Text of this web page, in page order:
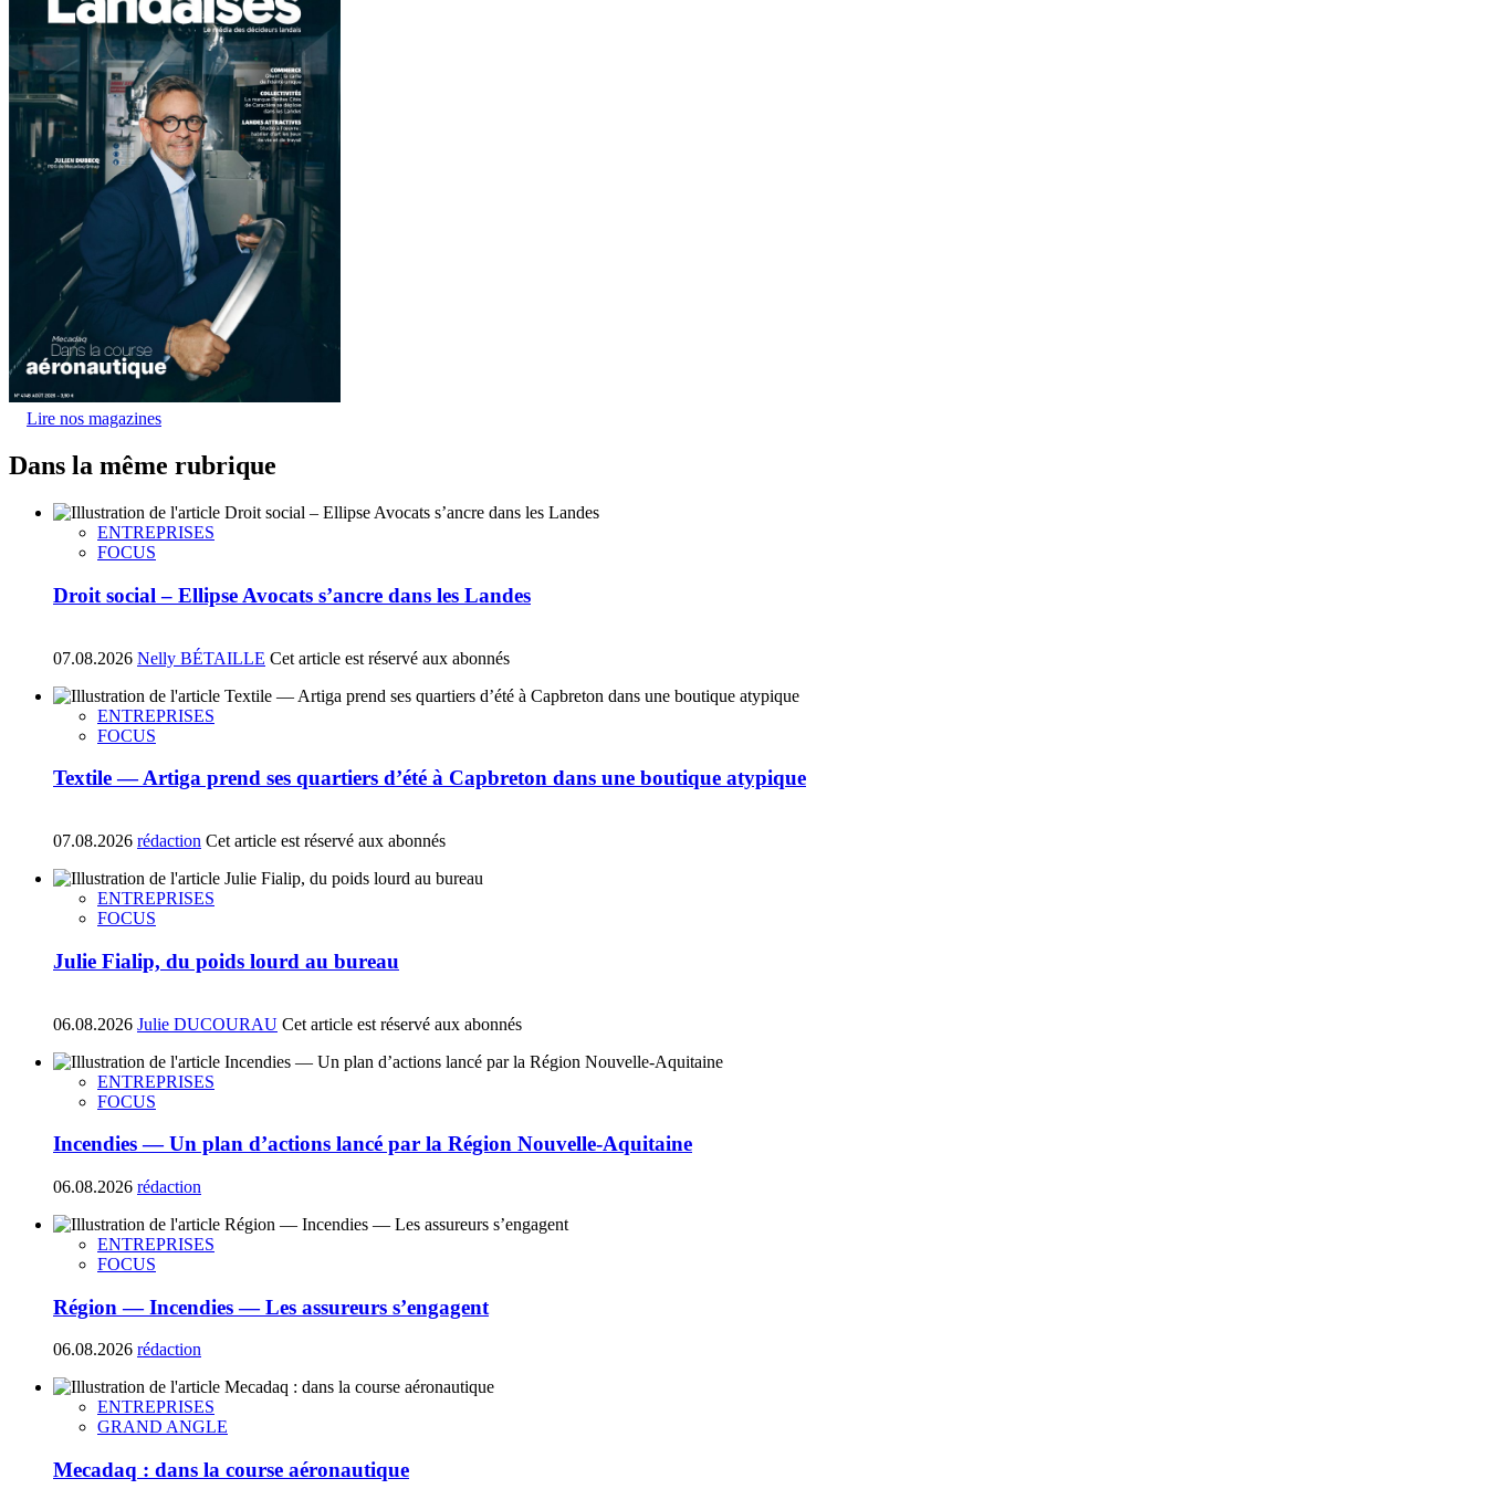
Lire nos magazines
Dans la même rubrique
ENTREPRISES
FOCUS
Droit social – Ellipse Avocats s’ancre dans les Landes
07.08.2026 Nelly BÉTAILLE Cet article est réservé aux abonnés
ENTREPRISES
FOCUS
Textile — Artiga prend ses quartiers d’été à Capbreton dans une boutique atypique
07.08.2026 rédaction Cet article est réservé aux abonnés
ENTREPRISES
FOCUS
Julie Fialip, du poids lourd au bureau
06.08.2026 Julie DUCOURAU Cet article est réservé aux abonnés
ENTREPRISES
FOCUS
Incendies — Un plan d’actions lancé par la Région Nouvelle-Aquitaine
06.08.2026 rédaction
ENTREPRISES
FOCUS
Région — Incendies — Les assureurs s’engagent
06.08.2026 rédaction
ENTREPRISES
GRAND ANGLE
Mecadaq : dans la course aéronautique